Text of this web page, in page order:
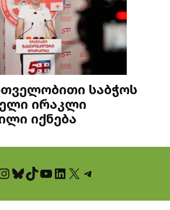
საბჭოს
ირაკლი
იქნება
Bluesky TikTok YouTube LinkedIn X Telegram